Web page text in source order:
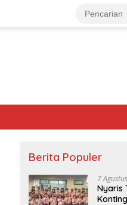
Berita Populer
7
Nyaris